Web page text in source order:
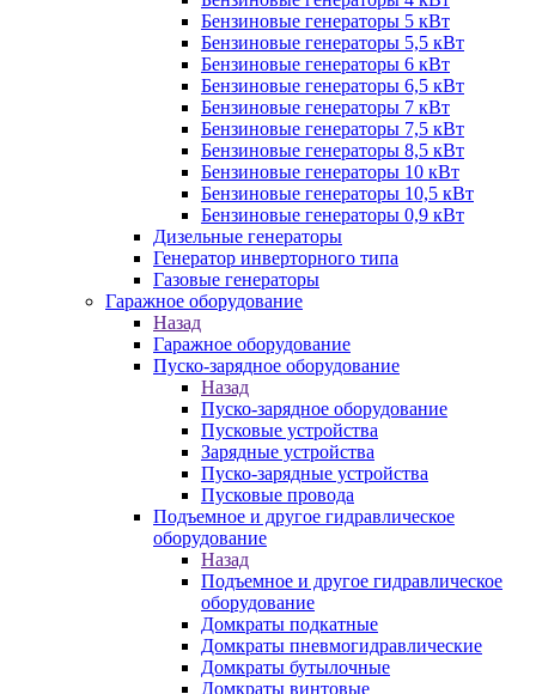
Бензиновые генераторы 5 кВт
Бензиновые генераторы 5,5 кВт
Бензиновые генераторы 6 кВт
Бензиновые генераторы 6,5 кВт
Бензиновые генераторы 7 кВт
Бензиновые генераторы 7,5 кВт
Бензиновые генераторы 8,5 кВт
Бензиновые генераторы 10 кВт
Бензиновые генераторы 10,5 кВт
Бензиновые генераторы 0,9 кВт
Дизельные генераторы
Генератор инверторного типа
Газовые генераторы
Гаражное оборудование
Назад
Гаражное оборудование
Пуско-зарядное оборудование
Назад
Пуско-зарядное оборудование
Пусковые устройства
Зарядные устройства
Пуско-зарядные устройства
Пусковые провода
Подъемное и другое гидравлическое
оборудование
Назад
Подъемное и другое гидравлическое
оборудование
Домкраты подкатные
Домкраты пневмогидравлические
Домкраты бутылочные
Домкраты винтовые